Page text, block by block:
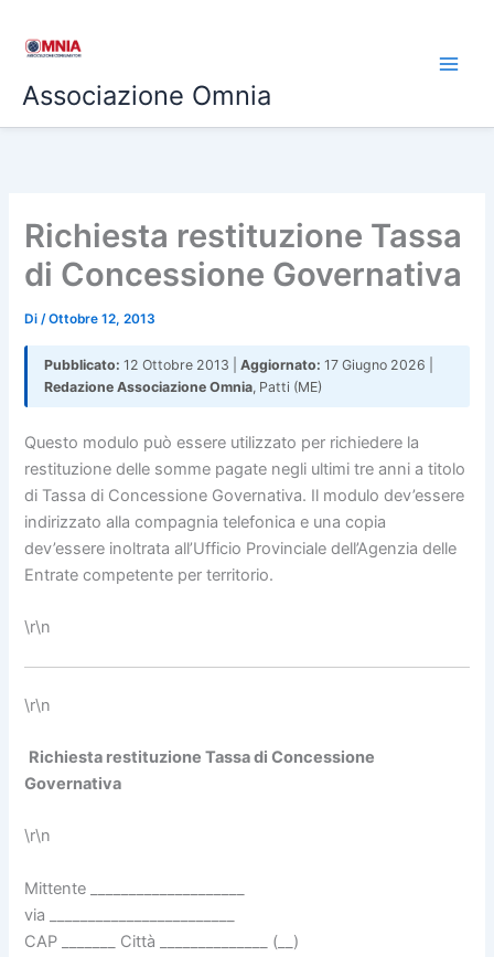
Associazione Omnia
Richiesta restituzione Tassa
di Concessione Governativa
Di/Ottobre 12, 2013
Pubblicato: 12 Ottobre 2013 |Aggiornato: 17 Giugno 2026 |
Redazione Associazione Omnia, Patti (ME)
Questo modulo può essere utilizzato per richiedere la
restituzione delle somme pagate negli ultimi tre anni a titolo
di Tassa di Concessione Governativa. Il modulo dev’essere
indirizzato alla compagnia telefonica e una copia
dev’essere inoltrata all’Ufficio Provinciale dell’Agenzia delle
Entrate competente per territorio.
\r\n
\r\n
Richiesta restituzione Tassa di Concessione
Governativa
\r\n
Mittente ____________________
via ________________________
CAP _______ Città ______________ (__)